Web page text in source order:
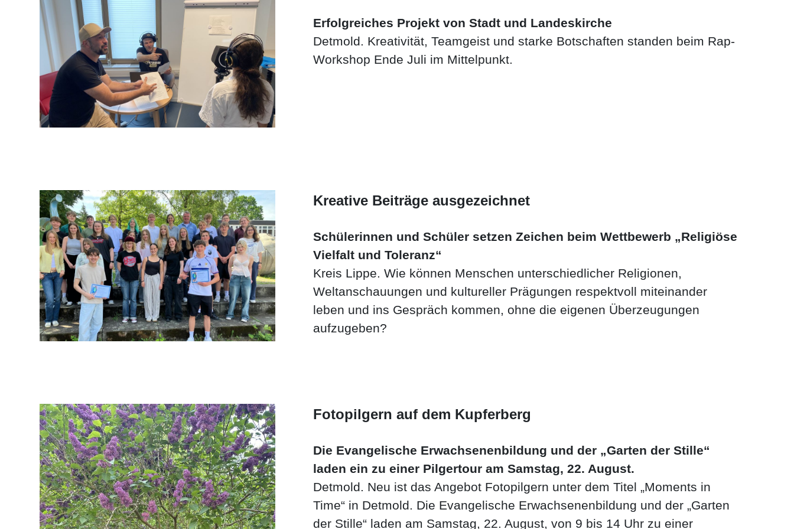
Erfolgreiches Projekt von Stadt und Landeskirche
Detmold. Kreativität, Teamgeist und starke Botschaften standen beim Rap-
Workshop Ende Juli im Mittelpunkt.
Kreative Beiträge ausgezeichnet
Schülerinnen und Schüler setzen Zeichen beim Wettbewerb „Religiöse
Vielfalt und Toleranz“
Kreis Lippe. Wie können Menschen unterschiedlicher Religionen,
Weltanschauungen und kultureller Prägungen respektvoll miteinander
leben und ins Gespräch kommen, ohne die eigenen Überzeugungen
aufzugeben?
Fotopilgern auf dem Kupferberg
Die Evangelische Erwachsenenbildung und der „Garten der Stille“
laden ein zu einer Pilgertour am Samstag, 22. August.
Detmold. Neu ist das Angebot Fotopilgern unter dem Titel „Moments in
Time“ in Detmold. Die Evangelische Erwachsenenbildung und der „Garten
der Stille“ laden am Samstag, 22. August, von 9 bis 14 Uhr zu einer